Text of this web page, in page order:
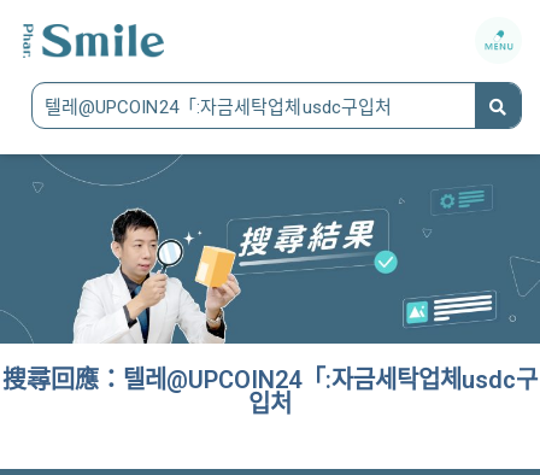
搜尋回應：텔레@UPCOIN24「:자금세탁업체usdc구
입처